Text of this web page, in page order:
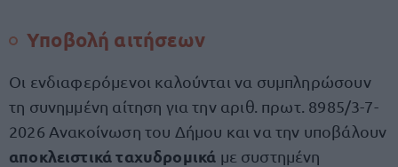
Υποβολή αιτήσεων
Οι ενδιαφερόμενοι καλούνται να συμπληρώσουν
τη συνημμένη αίτηση για την αριθ. πρωτ. 8985/3-7-
2026 Ανακοίνωση του Δήμου και να την υποβάλουν
αποκλειστικά ταχυδρομικά με συστημένη